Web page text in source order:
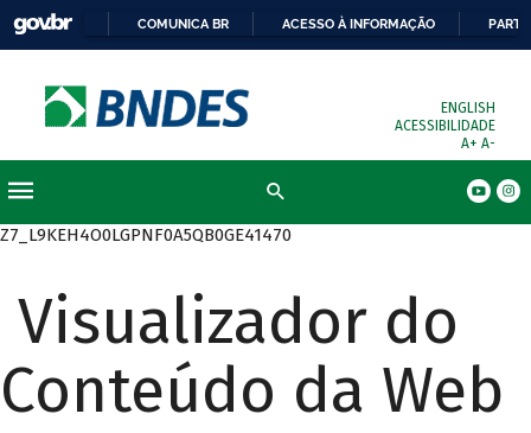
COMUNICA BR ACESSO À INFORMAÇÃO
ENGLISH
ACESSIBILIDADE
A+ A-
Z7_L9KEH4O0LGPNF0A5QB0GE41470
Visualizador do
Conteúdo da Web